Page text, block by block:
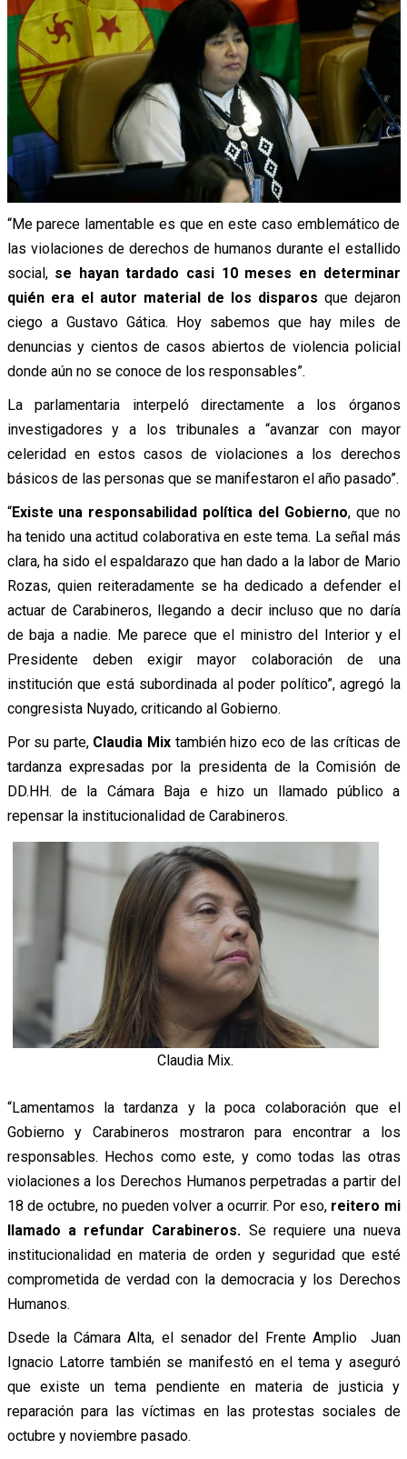
“Me parece lamentable es que en este caso emblemático de
las violaciones de derechos de humanos durante el estallido
social, se hayan tardado casi 10 meses en determinar
quién era el autor material de los disparos que dejaron
ciego a Gustavo Gática. Hoy sabemos que hay miles de
denuncias y cientos de casos abiertos de violencia policial
donde aún no se conoce de los responsables”.
La parlamentaria interpeló directamente a los órganos
investigadores y a los tribunales a “avanzar con mayor
celeridad en estos casos de violaciones a los derechos
básicos de las personas que se manifestaron el año pasado”.
“Existe una responsabilidad política del Gobierno, que no
ha tenido una actitud colaborativa en este tema. La señal más
clara, ha sido el espaldarazo que han dado a la labor de Mario
Rozas, quien reiteradamente se ha dedicado a defender el
actuar de Carabineros, llegando a decir incluso que no daría
de baja a nadie. Me parece que el ministro del Interior y el
Presidente deben exigir mayor colaboración de una
institución que está subordinada al poder político”, agregó la
congresista Nuyado, criticando al Gobierno.
Por su parte, Claudia Mix también hizo eco de las críticas de
tardanza expresadas por la presidenta de la Comisión de
DD.HH. de la Cámara Baja e hizo un llamado público a
repensar la institucionalidad de Carabineros.
Claudia Mix.
“Lamentamos la tardanza y la poca colaboración que el
Gobierno y Carabineros mostraron para encontrar a los
responsables. Hechos como este, y como todas las otras
violaciones a los Derechos Humanos perpetradas a partir del
18 de octubre, no pueden volver a ocurrir. Por eso, reitero mi
llamado a refundar Carabineros. Se requiere una nueva
institucionalidad en materia de orden y seguridad que esté
comprometida de verdad con la democracia y los Derechos
Humanos.
Dsede la Cámara Alta, el senador del Frente Amplio Juan
Ignacio Latorre también se manifestó en el tema y aseguró
que existe un tema pendiente en materia de justicia y
reparación para las víctimas en las protestas sociales de
octubre y noviembre pasado.